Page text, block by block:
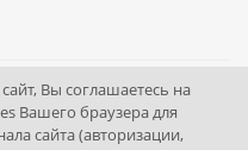
Интернет
Вы соглашаетесь на
Вашего браузера для
сайта (авторизации,